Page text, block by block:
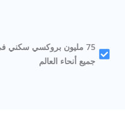
75 مليون بروكسي سكني
جميع أنحاء العالم